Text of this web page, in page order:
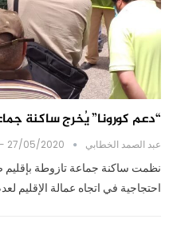
“دعم كورونا” يُخرج ساكنة
عبد الصمد الخطابي 27/05/2020 - 21:08
نظمت ساكنة جماعة تازوطة بإقليم
احتجاجية في اتجاه عمالة الإقليم